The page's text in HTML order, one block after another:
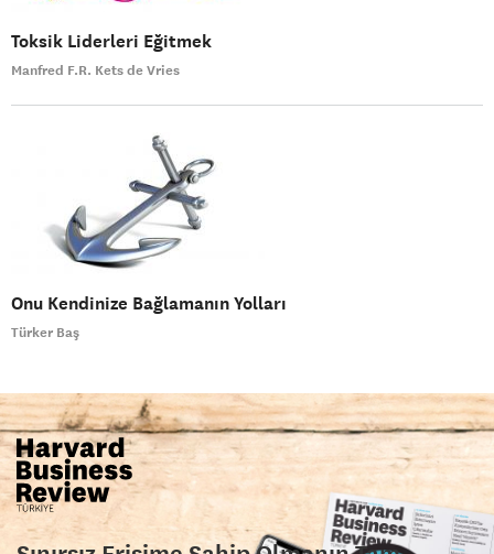
Toksik Liderleri Eğitmek
Manfred F.R. Kets de Vries
Onu Kendinize Bağlamanın Yolları
Türker Baş